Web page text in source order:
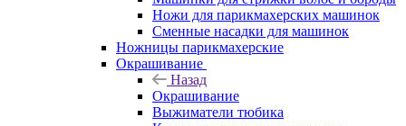
Ножи для парикмахерских машинок
Сменные насадки для машинок
Ножницы парикмахерские
Окрашивание
Назад
Окрашивание
Выжиматели тюбика